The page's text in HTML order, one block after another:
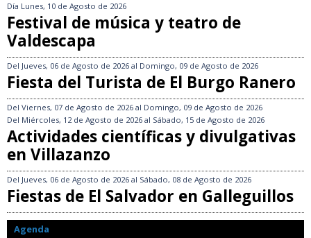
Día Lunes, 10 de Agosto de 2026
Festival de música y teatro de
Valdescapa
Del Jueves, 06 de Agosto de 2026 al Domingo, 09 de Agosto de 2026
Fiesta del Turista de El Burgo Ranero
Del Viernes, 07 de Agosto de 2026 al Domingo, 09 de Agosto de 2026
Del Miércoles, 12 de Agosto de 2026 al Sábado, 15 de Agosto de 2026
Actividades científicas y divulgativas
en Villazanzo
Del Jueves, 06 de Agosto de 2026 al Sábado, 08 de Agosto de 2026
Fiestas de El Salvador en Galleguillos
Agenda